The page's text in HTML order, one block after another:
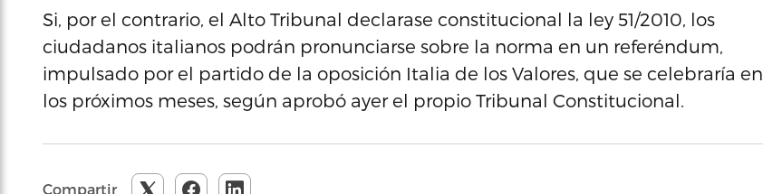
Si, por el contrario, el Alto Tribunal declarase constitucional la ley 51/2010, los
ciudadanos italianos podrán pronunciarse sobre la norma en un referéndum,
impulsado por el partido de la oposición Italia de los Valores, que se celebraría en
los próximos meses, según aprobó ayer el propio Tribunal Constitucional.
Compartir